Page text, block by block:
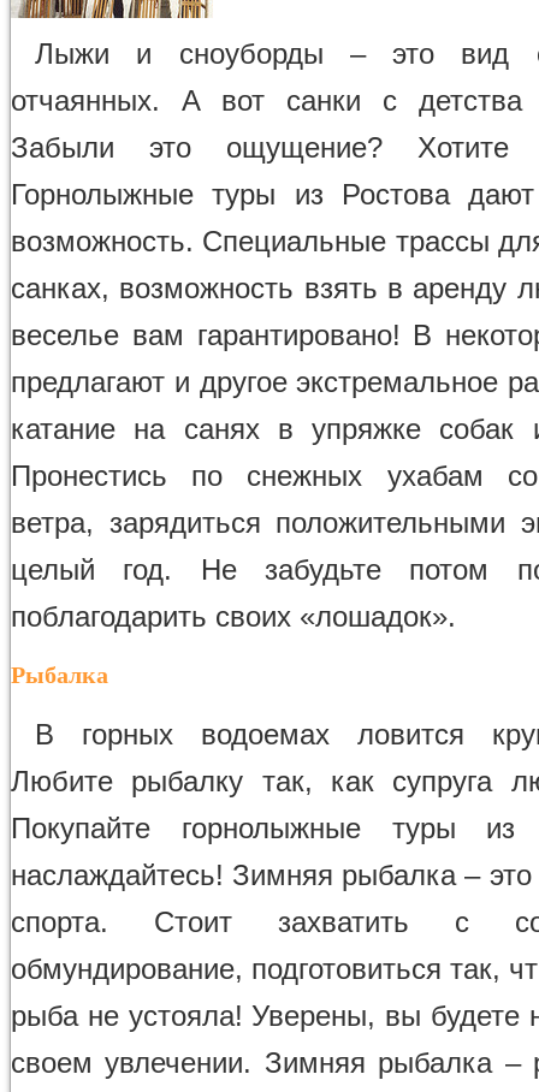
Лыжи и сноуборды – это вид
отчаянных. А вот санки с
Забыли это ощущение? Хотите
Горнолыжные туры из Ростова
возможность. Специальные трассы
санках, возможность взять в аренду
веселье вам гарантировано! В
предлагают и другое экстремальное
катание на санях в упряжке собак
Пронестись по снежных ухабам
ветра, зарядиться положительными
целый год. Не забудьте потом
поблагодарить своих «лошадок».
Рыбалка
В горных водоемах ловится
Любите рыбалку так, как супруга
Покупайте горнолыжные туры
наслаждайтесь! Зимняя рыбалка –
спорта. Стоит захватить с
обмундирование, подготовиться так,
рыба не устояла! Уверены, вы будете
своем увлечении. Зимняя рыбалка –